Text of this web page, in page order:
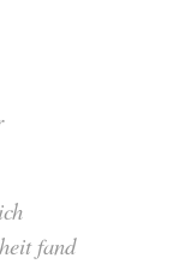
fand